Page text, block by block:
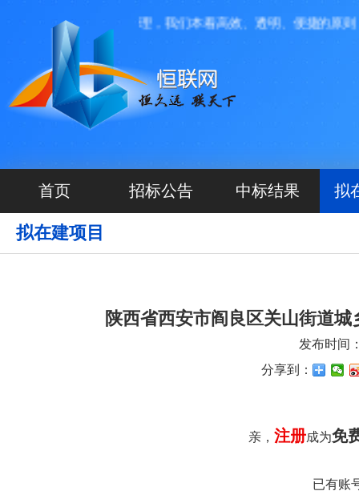
限公司投资运营管理，我们本着高效、透明、便捷的原则，
首页 招标公告 中标结果 拟
拟在建项目
陕西省西安市阎良区关山街道
发布时间
分享到：
亲， 注册成为免
已有账